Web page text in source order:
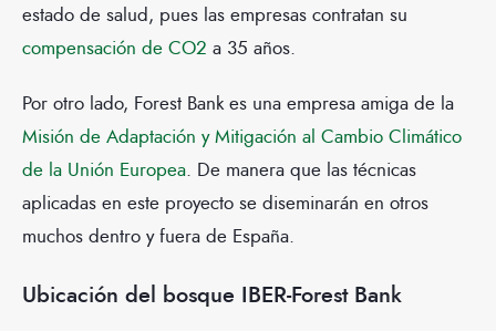
estado de salud, pues las empresas contratan su
compensación de CO2 a 35 años.
Por otro lado, Forest Bank es una empresa amiga de la
Misión de Adaptación y Mitigación al Cambio Climático
de la Unión Europea. De manera que las técnicas
aplicadas en este proyecto se diseminarán en otros
muchos dentro y fuera de España.
Ubicación del bosque IBER-Forest Bank